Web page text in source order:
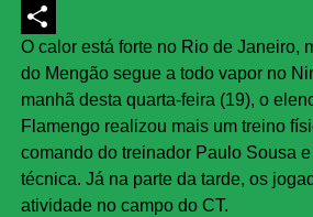
LinkedIn
Share
O calor está forte no Rio de Janeiro,
do Mengão segue a todo vapor no
manhã desta quarta-feira (19), o
Flamengo realizou mais um treino
comando do treinador Paulo Sousa
técnica. Já na parte da tarde, os
atividade no campo do CT.